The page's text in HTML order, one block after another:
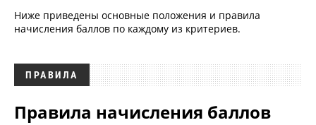
Ниже приведены основные положения и правила
начисления баллов по каждому из критериев.
ПРАВИЛА
Правила начисления баллов